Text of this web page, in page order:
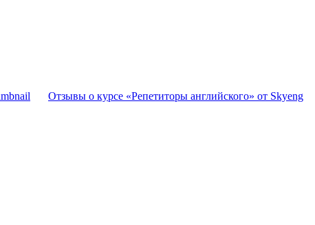
Отзывы о курсе «Репетиторы английского» от Skyeng